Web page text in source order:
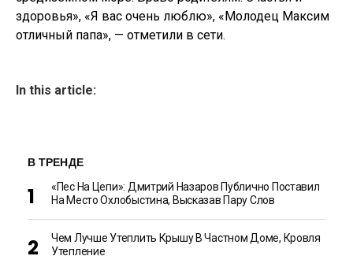
здоровья», «Я вас очень люблю», «Молодец Максим
отличный папа», — отметили в сети.
In this article:
В ТРЕНДЕ
«Пес На Цепи»: Дмитрий Назаров Публично Поставил
На Место Охлобыстина, Высказав Пару Слов
Чем Лучше Утеплить Крышу В Частном Доме, Кровля
Утепление